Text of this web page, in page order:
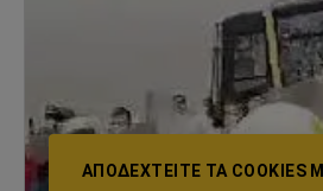
ΑΠΟΔΕΧΤΕΊΤΕ ΤΑ COOKIES